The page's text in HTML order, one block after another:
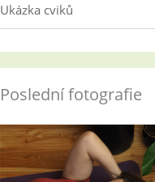
Ukázka cviků
Poslední fotografie